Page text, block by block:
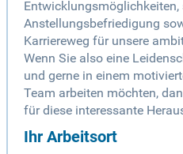
Anstellungsbefriedigung
Karriereweg für unsere
Wenn Sie also eine
und gerne in einem
Team arbeiten möchten,
für diese interessante
Ihr Arbeitsort